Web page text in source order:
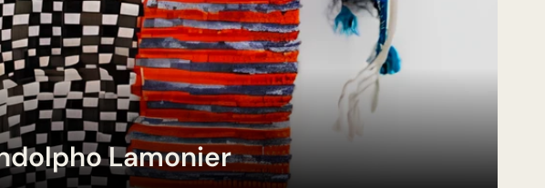
Lamonier